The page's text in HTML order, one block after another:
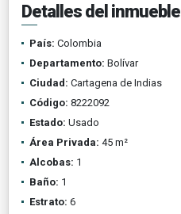
Detalles del inmueble
País: Colombia
Departamento: Bolívar
Ciudad: Cartagena de Indias
Código: 8222092
Estado: Usado
Área Privada: 45 m²
Alcobas: 1
Baño: 1
Estrato: 6